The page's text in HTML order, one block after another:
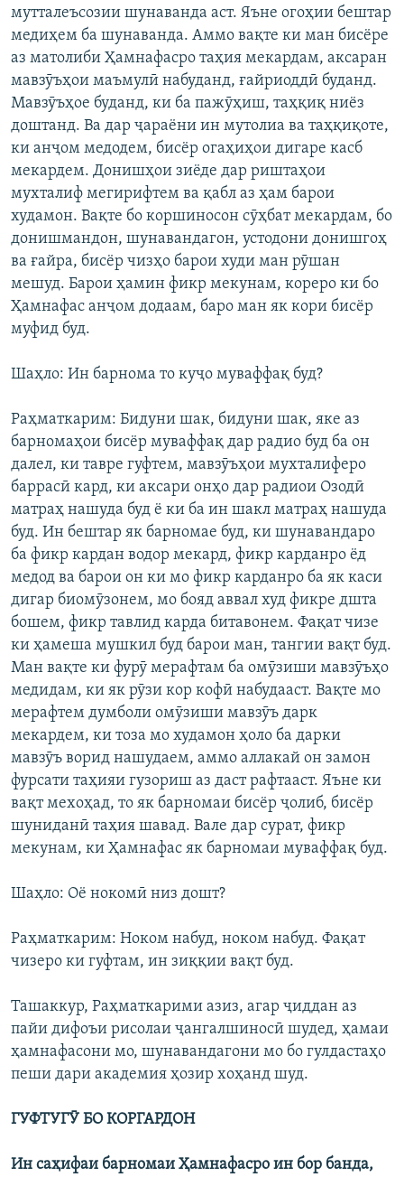
мутталеъсозии шунаванда аст. Яъне огоҳии бештар
медиҳем ба шунаванда. Аммо вақте ки ман бисёре
аз матолиби Ҳамнафасро таҳия мекардам, аксаран
мавзӯъҳои маъмулӣ набуданд, ғайриоддӣ буданд.
Мавзӯъҳое буданд, ки ба пажӯҳиш, таҳқиқ ниёз
доштанд. Ва дар ҷараёни ин мутолиа ва таҳқиқоте,
ки анҷом медодем, бисёр огаҳиҳои дигаре касб
мекардем. Донишҳои зиёде дар риштаҳои
мухталиф мегирифтем ва қабл аз ҳам барои
худамон. Вақте бо коршиносон сӯҳбат мекардам, бо
донишмандон, шунавандагон, устодони донишгоҳ
ва ғайра, бисёр чизҳо барои худи ман рӯшан
мешуд. Барои ҳамин фикр мекунам, кореро ки бо
Ҳамнафас анҷом додаам, баро ман як кори бисёр
муфид буд.
Шаҳло: Ин барнома то куҷо муваффақ буд?
Раҳматкарим: Бидуни шак, бидуни шак, яке аз
барномаҳои бисёр муваффақ дар радио буд ба он
далел, ки тавре гуфтем, мавзӯъҳои мухталиферо
баррасӣ кард, ки аксари онҳо дар радиои Озодӣ
матраҳ нашуда буд ё ки ба ин шакл матраҳ нашуда
буд. Ин бештар як барномае буд, ки шунавандаро
ба фикр кардан водор мекард, фикр карданро ёд
медод ва барои он ки мо фикр карданро ба як каси
дигар биомӯзонем, мо бояд аввал худ фикре дшта
бошем, фикр тавлид карда битавонем. Фақат чизе
ки ҳамеша мушкил буд барои ман, тангии вақт буд.
Ман вақте ки фурӯ мерафтам ба омӯзиши мавзӯъҳо
медидам, ки як рӯзи кор кофӣ набудааст. Вақте мо
мерафтем думболи омӯзиши мавзӯъ дарк
мекардем, ки тоза мо худамон ҳоло ба дарки
мавзӯъ ворид нашудаем, аммо аллакай он замон
фурсати таҳияи гузориш аз даст рафтааст. Яъне ки
вақт мехоҳад, то як барномаи бисёр ҷолиб, бисёр
шуниданӣ таҳия шавад. Вале дар сурат, фикр
мекунам, ки Ҳамнафас як барномаи муваффақ буд.
Шаҳло: Оё нокомӣ низ дошт?
Раҳматкарим: Ноком набуд, ноком набуд. Фақат
чизеро ки гуфтам, ин зиққии вақт буд.
Ташаккур, Раҳматкарими азиз, агар ҷиддан аз
пайи дифоъи рисолаи ҷангалшиносӣ шудед, ҳамаи
ҳамнафасони мо, шунавандагони мо бо гулдастаҳо
пеши дари академия ҳозир хоҳанд шуд.
ГУФТУГӮ БО КОРГАРДОН
Ин саҳифаи барномаи Ҳамнафасро ин бор банда,